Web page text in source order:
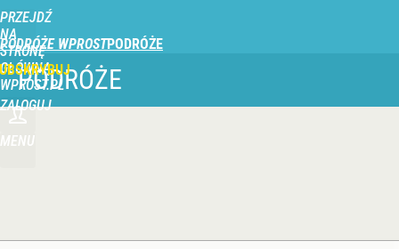
PRZEJDŹ
NA
STRONĘ
GŁÓWNĄ
WPROST.PL
PODRÓŻE WPROST
ZALOGUJ
MENU
PODRÓŻE